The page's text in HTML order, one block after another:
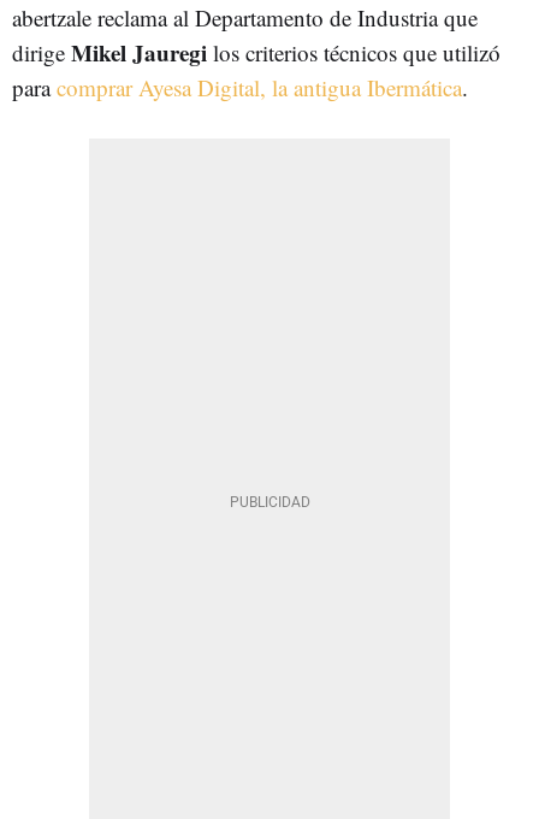
abertzale reclama al Departamento de Industria que
dirige Mikel Jauregi los criterios técnicos que utilizó
paracomprar Ayesa Digital, la antigua Ibermática.